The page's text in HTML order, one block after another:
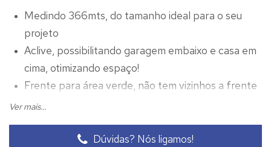
Medindo 366mts, do tamanho ideal para o seu
projeto
Aclive, possibilitando garagem embaixo e casa em
cima, otimizando espaço!
Frente para área verde, não tem vizinhos a frente
Excelente custo benefício
BAIRRO PORTAL DA ALIANÇA
Ver mais...
Dúvidas? Nós ligamos!